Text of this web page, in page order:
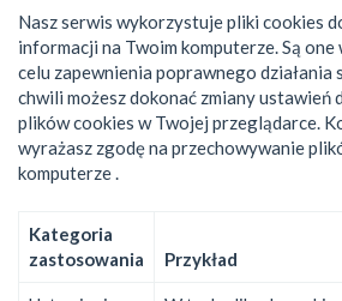
Nasz serwis wykorzystuje pliki cookies
informacji na Twoim komputerze. Są
celu zapewnienia poprawnego działania
chwili możesz dokonać zmiany ustawień
plików cookies w Twojej przeglądarce.
wyrażasz zgodę na przechowywanie
komputerze .
Kategoria
zastosowania
Przykład